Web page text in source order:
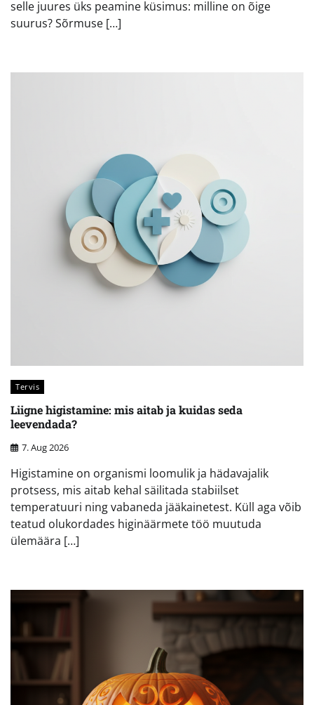
selle juures üks peamine küsimus: milline on õige
suurus? Sõrmuse […]
Tervis
Liigne higistamine: mis aitab ja kuidas seda
leevendada?
7. Aug 2026
Higistamine on organismi loomulik ja hädavajalik
protsess, mis aitab kehal säilitada stabiilset
temperatuuri ning vabaneda jääkainetest. Küll aga võib
teatud olukordades higinäärmete töö muutuda
ülemäära […]